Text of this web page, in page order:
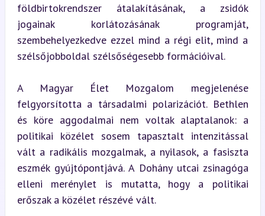
földbirtokrendszer átalakításának, a zsidók
jogainak korlátozásának programját,
szembehelyezkedve ezzel mind a régi elit, mind a
szélsőjobboldal szélsőségesebb formációival.
A Magyar Élet Mozgalom megjelenése
felgyorsította a társadalmi polarizációt. Bethlen
és köre aggodalmai nem voltak alaptalanok: a
politikai közélet sosem tapasztalt intenzitással
vált a radikális mozgalmak, a nyilasok, a fasiszta
eszmék gyújtópontjává. A Dohány utcai zsinagóga
elleni merénylet is mutatta, hogy a politikai
erőszak a közélet részévé vált.